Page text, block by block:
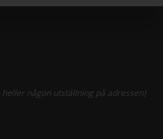
någon utställning på adressen)